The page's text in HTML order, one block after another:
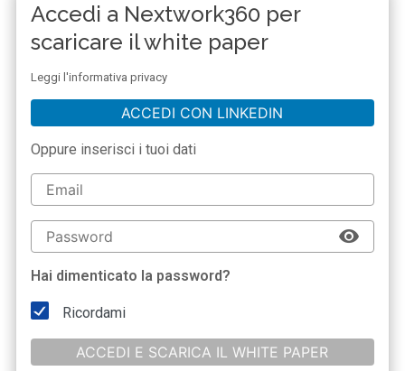
Accedi a Nextwork360 per
scaricare il white paper
Leggi l'informativa privacy
ACCEDI CON LINKEDIN
Oppure inserisci i tuoi dati
Hai dimenticato la password?
Ricordami
ACCEDI E SCARICA IL WHITE PAPER